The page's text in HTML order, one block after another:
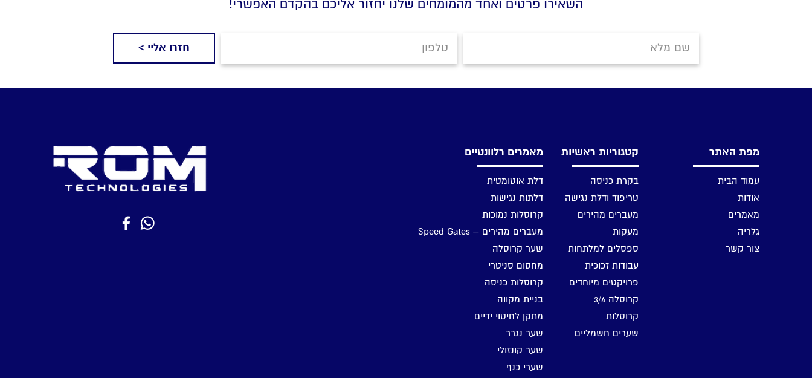
השאירו פרטים ואחד מהמומחים שלנו יחזור אליכם בהקדם האפשרי!
מפת האתר
עמוד הבית
אודות
מאמרים
גלריה
צור קשר
קטגוריות ראשיות
בקרת כניסה
טריפוד ודלת נגישה
מעברים מהירים
מעקות
ספסלים למלתחות
עבודות זכוכית
פרויקטים מיוחדים
קרוסלה 3/4
קרוסלות
שערים חשמליים
מאמרים רלוונטיים
דלת אוטומטית
דלתות נגישות
קרוסלות נמוכות
מעברים מהירים – Speed Gates
שער קרוסלה
מחסום סניטרי
קרוסלות כניסה
בניית מקווה
מתקן לחיטוי ידיים
שער נגרר
שער קונזולי
שערי כנף